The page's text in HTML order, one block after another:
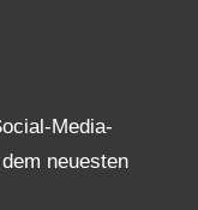
Media-
neuesten